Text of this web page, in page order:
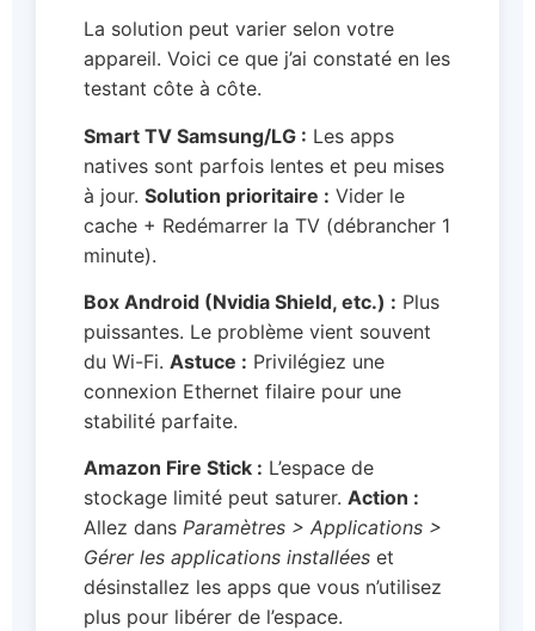
La solution peut varier selon votre
appareil. Voici ce que j’ai constaté en les
testant côte à côte.
Smart TV Samsung/LG : Les apps
natives sont parfois lentes et peu mises
à jour. Solution prioritaire : Vider le
cache + Redémarrer la TV (débrancher 1
minute).
Box Android (Nvidia Shield, etc.) : Plus
puissantes. Le problème vient souvent
du Wi-Fi. Astuce : Privilégiez une
connexion Ethernet filaire pour une
stabilité parfaite.
Amazon Fire Stick : L’espace de
stockage limité peut saturer. Action :
Allez dans Paramètres > Applications >
Gérer les applications installées et
désinstallez les apps que vous n’utilisez
plus pour libérer de l’espace.